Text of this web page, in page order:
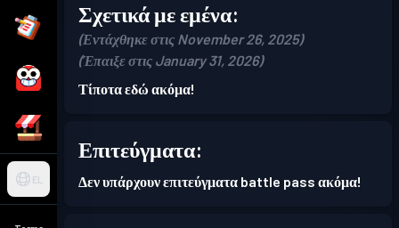
EL
Σχετικά με εμένα:
(Εντάχθηκε στις November 26, 2025)
(Έπαιξε στις January 31, 2026)
Τίποτα εδώ ακόμα!
Επιτεύγματα:
Δεν υπάρχουν επιτεύγματα battle pass ακόμα!